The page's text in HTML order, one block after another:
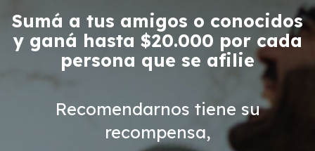
Sumá a tus amigos o conocidos
y ganá hasta $20.000 por cada
persona que se afilie
Recomendarnos tiene su
recompensa,